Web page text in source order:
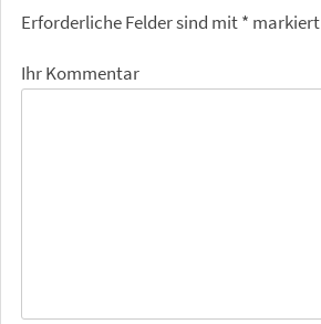
Erforderliche Felder sind mit* markiert
Ihr Kommentar